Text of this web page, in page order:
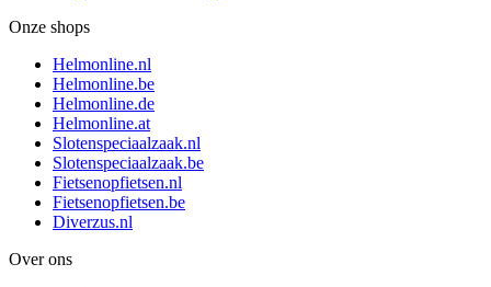
Onze shops
Helmonline.nl
Helmonline.be
Helmonline.de
Helmonline.at
Slotenspeciaalzaak.nl
Slotenspeciaalzaak.be
Fietsenopfietsen.nl
Fietsenopfietsen.be
Diverzus.nl
Over ons